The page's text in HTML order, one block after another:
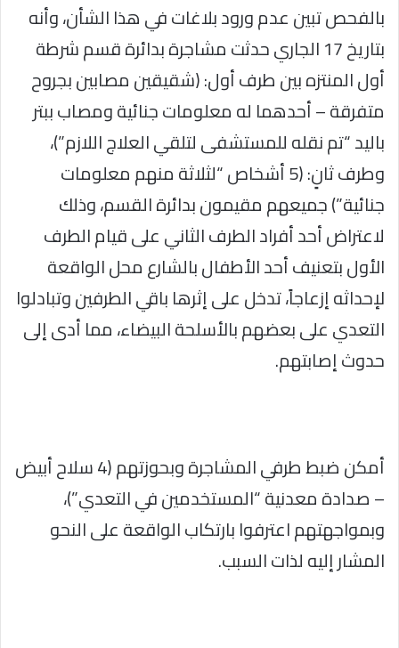
بالفحص تبين عدم ورود بلاغات في هذا الشأن، وأنه
بتاريخ 17 الجاري حدثت مشاجرة بدائرة قسم شرطة
أول المنتزه بين طرف أول: (شقيقين مصابين بجروح
متفرقة – أحدهما له معلومات جنائية ومصاب ببتر
باليد “تم نقله للمستشفى لتلقي العلاج اللازم”)،
وطرف ثانٍ: (5 أشخاص “لثلاثة منهم معلومات
جنائية”) جميعهم مقيمون بدائرة القسم، وذلك
لاعتراض أحد أفراد الطرف الثاني على قيام الطرف
الأول بتعنيف أحد الأطفال بالشارع محل الواقعة
لإحداثه إزعاجاً، تدخل على إثرها باقي الطرفين وتبادلوا
التعدي على بعضهم بالأسلحة البيضاء، مما أدى إلى
حدوث إصابتهم.
أمكن ضبط طرفي المشاجرة وبحوزتهم (4 سلاح أبيض
– صدادة معدنية “المستخدمين في التعدي”)،
وبمواجهتهم اعترفوا بارتكاب الواقعة على النحو
المشار إليه لذات السبب.